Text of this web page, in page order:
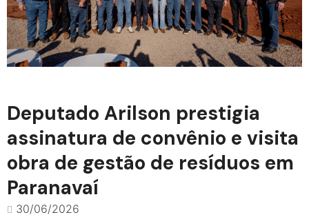
Deputado Arilson prestigia
assinatura de convênio e visita
obra de gestão de resíduos em
Paranavaí
30/06/2026